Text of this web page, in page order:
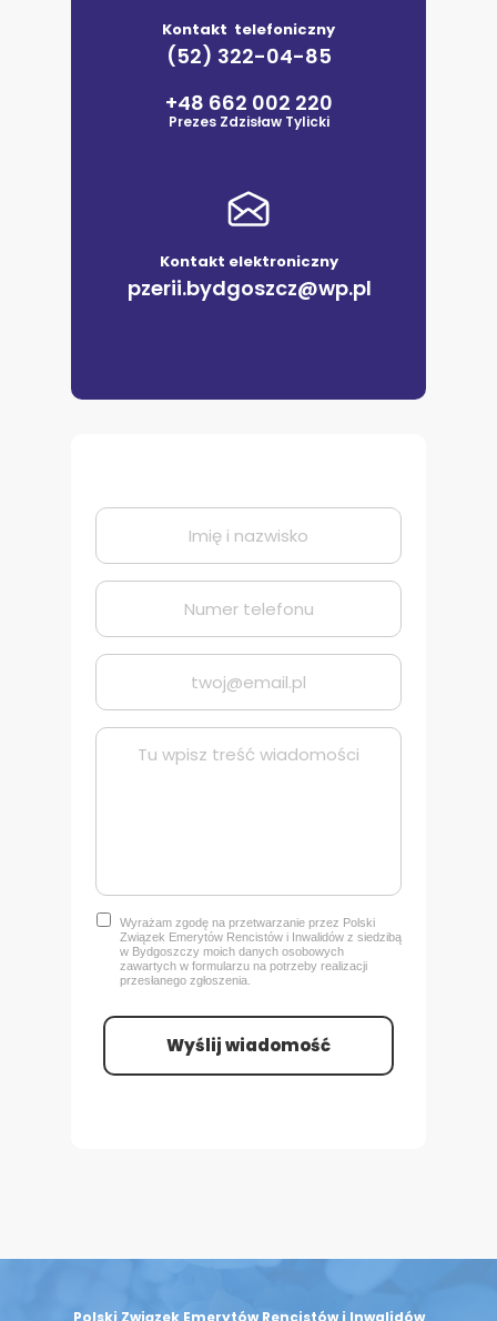
Kontakt elektroniczny
pzerii.bydgoszcz@wp.pl
Kontakt telefoniczny
(52) 322-04-85
+48 662 002 220
Prezes Zdzisław Tylicki
Wyrażam zgodę na przetwarzanie przez Polski
Związek Emerytów Rencistów i Inwalidów z siedzibą
w Bydgoszczy moich danych osobowych
zawartych w formularzu na potrzeby realizacji
przesłanego zgłoszenia.
Wyślij wiadomość
Polski Związek Emerytów Rencistów i Inwalidów